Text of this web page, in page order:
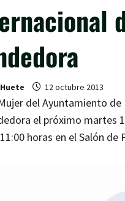
12 octubre 2013
del Ayuntamiento
el próximo martes
horas en el Salón